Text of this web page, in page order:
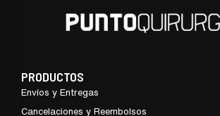
PRODUCTOS
Envíos y Entregas
Cancelaciones y Reembolsos